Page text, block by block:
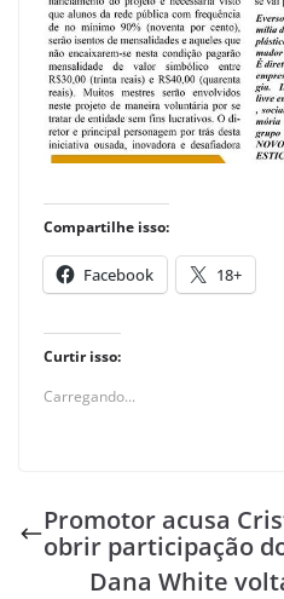
Compartilhe isso:
Facebook 18+
Curtir isso:
Carregando...
Promotor acusa
obrir participação
Dana White